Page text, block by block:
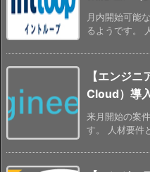
月内開始可能
るようです。
【エンジ
Cloud）導
来月開始の案
す。 人材要件